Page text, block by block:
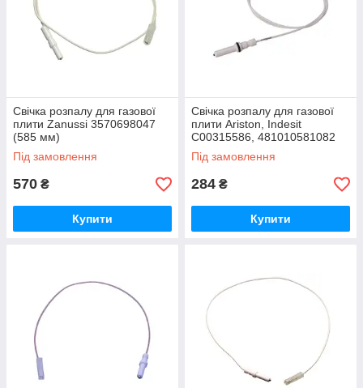
Свічка розпалу для газової
плити Zanussi 3570698047
(585 мм)
Під замовлення
570 ₴
Купити
Свічка розпалу для газової
плити Ariston, Indesit
C00315586, 481010581082
(550 мм)
Під замовлення
284 ₴
Купити